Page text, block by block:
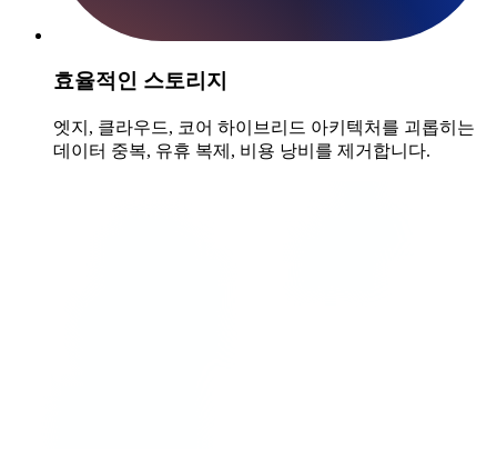
효율적인 스토리지
엣지, 클라우드, 코어 하이브리드 아키텍처를 괴롭히는
데이터 중복, 유휴 복제, 비용 낭비를 제거합니다.